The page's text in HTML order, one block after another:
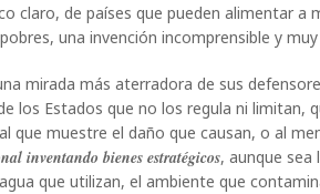
claro, de países que pueden alimentar a
una invención incomprensible y
mirada más aterradora de sus
los Estados que no los regula ni limitan,
que muestre el daño que causan, o al
inventando bienes estratégicos, aunque sea
que utilizan, el ambiente que